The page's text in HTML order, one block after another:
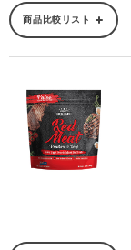
商品比較リスト